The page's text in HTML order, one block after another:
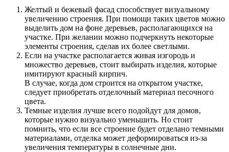
Желтый и бежевый фасад способствует визуальному
увеличению строения. При помощи таких цветов можно
выделить дом на фоне деревьев, располагающихся на
участке. При желании можно подчеркнуть некоторые
элементы строения, сделав их более светлыми.
Если на участке располагается живая изгородь и
множество деревьев, стоит выбирать изделия, которые
имитируют красный кирпич.
В случае, когда дом строится на открытом участке,
следует приобретать отделочный материал песочного
цвета.
Темные изделия лучше всего подойдут для домов,
которые нужно визуально уменьшить. Но стоит
помнить, что если все строение будет отделано темными
материалами, отделка может деформироваться из-за
увеличения температуры в солнечные дни.